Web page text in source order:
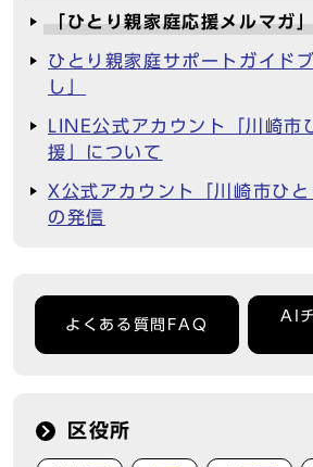
「ひとり親家庭応援メルマガ
ひとり親家庭サポートガイド
し」
LINE公式アカウント「川崎市
援」について
X公式アカウント「川崎市ひと
の発信
よくある質問FAQ
AI
区役所